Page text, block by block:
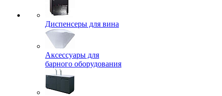
Диспенсеры для вина
Аксессуары для
барного оборудования